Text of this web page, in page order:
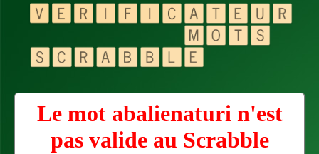
Le mot abalienaturi n'est
pas valide au Scrabble